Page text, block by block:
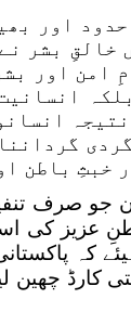
اور
خالقِ بشر
امن اور
خبثِ باطن
جو صرف
عزیز کی
کہ
چھین